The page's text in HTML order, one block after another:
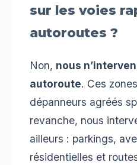
sur les voies
autoroutes ?
Non, nous
autoroute. Ces
dépanneurs agréés
revanche, nous
ailleurs : parkings,
résidentielles et